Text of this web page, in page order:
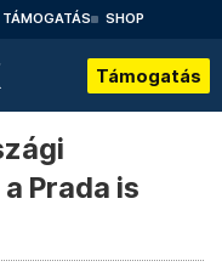
TÁMOGATÁS SHOP
Támogatás
Prada is